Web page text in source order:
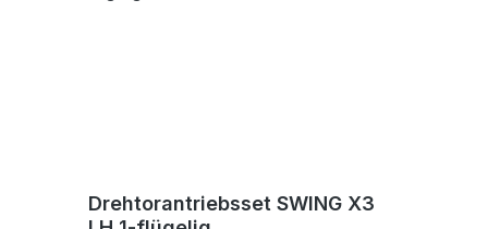
Drehtorantriebsset SWING X3